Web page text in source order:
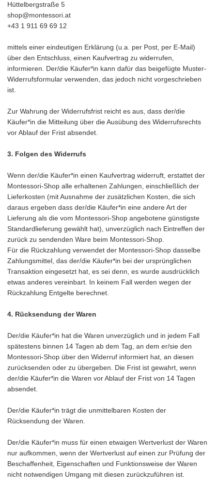
Hüttelbergstraße 5
shop@montessori.at
+43 1 911 69 69 12
mittels einer eindeutigen Erklärung (u.a. per Post, per E-Mail)
über den Entschluss, einen Kaufvertrag zu widerrufen,
informieren. Der/die Käufer*in kann dafür das beigefügte Muster-
Widerrufsformular verwenden, das jedoch nicht vorgeschrieben
ist.
Zur Wahrung der Widerrufsfrist reicht es aus, dass der/die
Käufer*in die Mitteilung über die Ausübung des Widerrufsrechts
vor Ablauf der Frist absendet.
3. Folgen des Widerrufs
Wenn der/die Käufer*in einen Kaufvertrag widerruft, erstattet der
Montessori-Shop alle erhaltenen Zahlungen, einschließlich der
Lieferkosten (mit Ausnahme der zusätzlichen Kosten, die sich
daraus ergeben dass der/die Käufer*in eine andere Art der
Lieferung als die vom Montessori-Shop angebotene günstigste
Standardlieferung gewählt hat), unverzüglich nach Eintreffen der
zurück zu sendenden Ware beim Montessori-Shop.
Für die Rückzahlung verwendet der Montessori-Shop dasselbe
Zahlungsmittel, das der/die Käufer*in bei der ursprünglichen
Transaktion eingesetzt hat, es sei denn, es wurde ausdrücklich
etwas anderes vereinbart. In keinem Fall werden wegen der
Rückzahlung Entgelte berechnet.
4. Rücksendung der Waren
Der/die Käufer*in hat die Waren unverzüglich und in jedem Fall
spätestens binnen 14 Tagen ab dem Tag, an dem er/sie den
Montessori-Shop über den Widerruf informiert hat, an diesen
zurücksenden oder zu übergeben. Die Frist ist gewahrt, wenn
der/die Käufer*in die Waren vor Ablauf der Frist von 14 Tagen
absendet.
Der/die Käufer*in trägt die unmittelbaren Kosten der
Rücksendung der Waren.
Der/die Käufer*in muss für einen etwaigen Wertverlust der Waren
nur aufkommen, wenn der Wertverlust auf einen zur Prüfung der
Beschaffenheit, Eigenschaften und Funktionsweise der Waren
nicht notwendigen Umgang mit diesen zurückzuführen ist.